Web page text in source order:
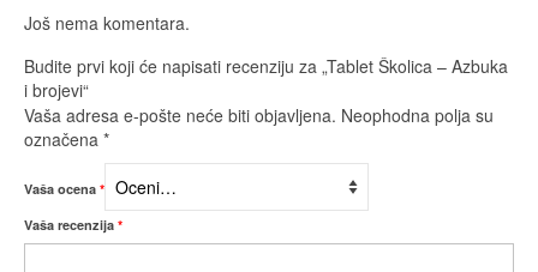
Još nema komentara.
Budite prvi koji će napisati recenziju za „Tablet Školica – Azbuka
i brojevi“
Vaša adresa e-pošte neće biti objavljena. Neophodna polja su
označena *
Vaša ocena *
Vaša recenzija *